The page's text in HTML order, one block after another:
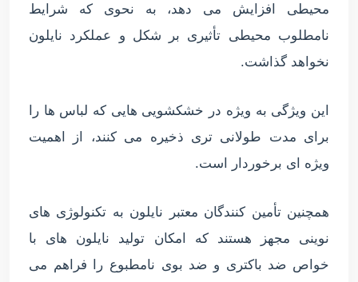
محیطی افزایش می دهد، به نحوی که شرایط
نامطلوب محیطی تأثیری بر شکل و عملکرد نایلون
نخواهد گذاشت.
این ویژگی به ویژه در خشکشویی هایی که لباس ها را
برای مدت طولانی تری ذخیره می کنند، از اهمیت
ویژه ای برخوردار است.
همچنین تأمین کنندگان معتبر نایلون به تکنولوژی های
نوینی مجهز هستند که امکان تولید نایلون های با
خواص ضد باکتری و ضد بوی نامطبوع را فراهم می